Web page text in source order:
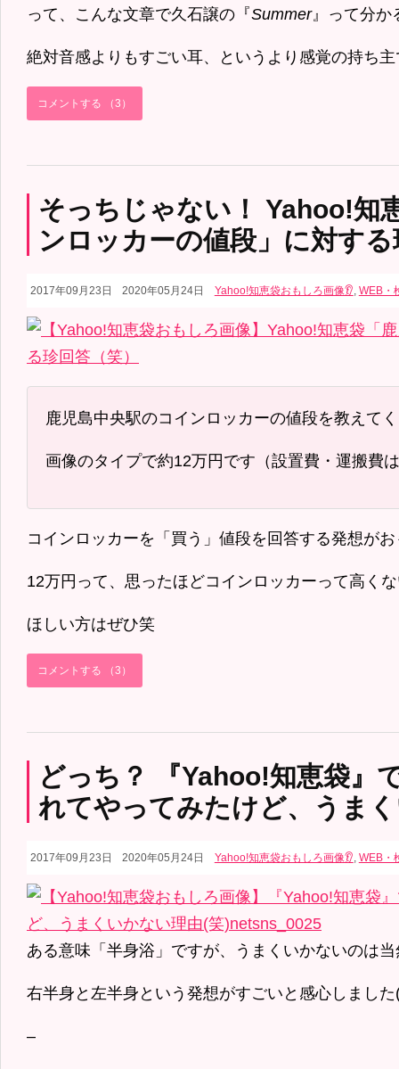
って、こんな文章で久石譲の『Summer』って分か
絶対音感よりもすごい耳、というより感覚の持ち
コメントする （3）
そっちじゃない！ Yahoo!知
ンロッカーの値段」に対す
2017年09月23日 2020年05月24日 Yahoo!知恵袋おもしろ画像👂, WEB・
鹿児島中央駅のコインロッカーの値段を教えて
画像のタイプで約12万円です（設置費・運搬費
コインロッカーを「買う」値段を回答する発想が
12万円って、思ったほどコインロッカーって高く
ほしい方はぜひ笑
コメントする （3）
どっち？ 『Yahoo!知恵袋』
れてやってみたけど、うま
2017年09月23日 2020年05月24日 Yahoo!知恵袋おもしろ画像👂, WEB・
ある意味「半身浴」ですが、うまくいかないのは
右半身と左半身という発想がすごいと感心しました
–